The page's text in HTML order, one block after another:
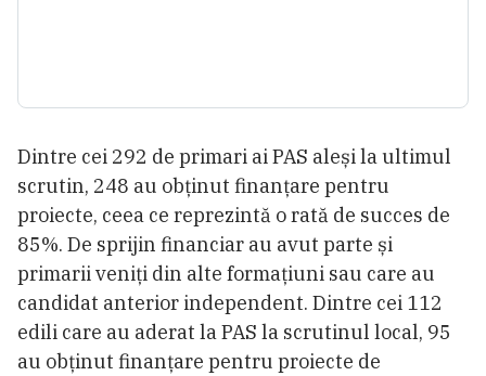
Dintre cei 292 de primari ai PAS aleși la ultimul
scrutin, 248 au obținut finanțare pentru
proiecte, ceea ce reprezintă o rată de succes de
85%. De sprijin financiar au avut parte și
primarii veniți din alte formațiuni sau care au
candidat anterior independent. Dintre cei 112
edili care au aderat la PAS la scrutinul local, 95
au obținut finanțare pentru proiecte de